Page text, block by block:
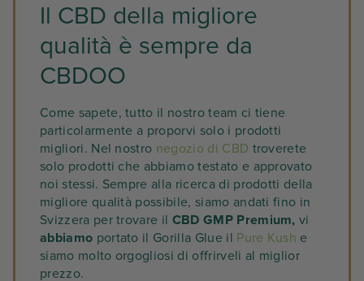
Il CBD della migliore
qualità è sempre da
CBDOO
Come sapete, tutto il nostro team ci tiene
particolarmente a proporvi solo i prodotti
migliori. Nel nostro negozio di CBD troverete
solo prodotti che abbiamo testato e approvato
noi stessi. Sempre alla ricerca di prodotti della
migliore qualità possibile, siamo andati fino in
Svizzera per trovare il CBD GMP Premium,vi
abbiamo portato il Gorilla Glue il Pure Kush e
siamo molto orgogliosi di offrirveli al miglior
prezzo.